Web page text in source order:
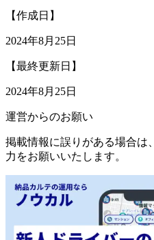
【作成日】
2024年8月25日
【最終更新日】
2024年8月25日
運営からのお願い
掲載情報に誤りがある場合は、
力をお願いいたします。